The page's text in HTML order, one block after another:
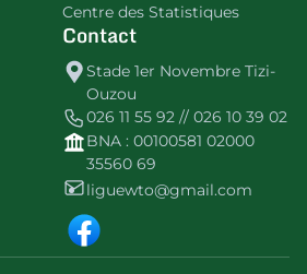
Centre des Statistiques
Contact
Stade 1er Novembre Tizi-
Ouzou
026 11 55 92 // 026 10 39 02
BNA : 00100581 02000
35560 69
liguewto@gmail.com